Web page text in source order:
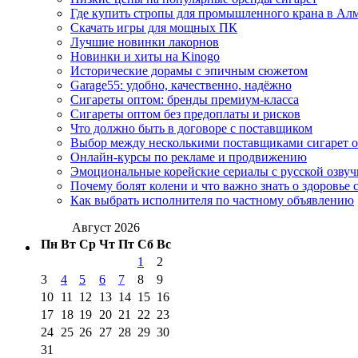
Где купить стропы для промышленного крана в
Скачать игры для мощных ПК
Лучшие новинки лакорнов
Новинки и хиты на Kinogo
Исторические дорамы с эпичным сюжетом
Garage55: удобно, качественно, надёжно
Сигареты оптом: бренды премиум-класса
Сигареты оптом без предоплаты и рисков
Что должно быть в договоре с поставщиком
Выбор между несколькими поставщиками сигарет
Онлайн-курсы по рекламе и продвижению
Эмоциональные корейские сериалы с русской
Почему болят колени и что важно знать о здоровье
Как выбрать исполнителя по частному объявлению
Август 2026
Пн Вт Ср Чт Пт Сб Вс
1
2
3
4 5 6 7 8
9
10 11 12 13 14 15 16
17 18 19 20 21 22 23
24 25 26 27 28 29 30
31